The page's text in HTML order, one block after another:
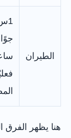
الطيران
هنا يظهر الفرق